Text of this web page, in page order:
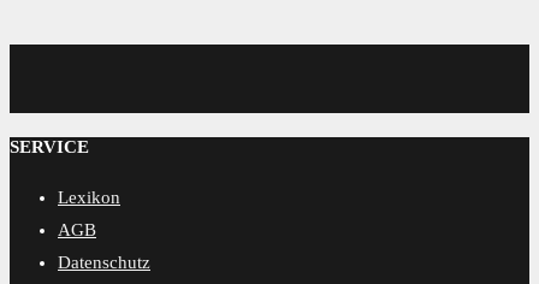
MENSCORE
SERVICE
Lexikon
AGB
Datenschutz